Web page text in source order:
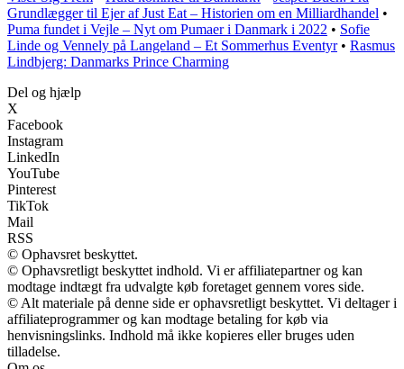
Grundlægger til Ejer af Just Eat – Historien om en Milliardhandel •
Puma fundet i Vejle – Nyt om Pumaer i Danmark i 2022 • Sofie
Linde og Vennely på Langeland – Et Sommerhus Eventyr• Rasmus
Lindbjerg: Danmarks Prince Charming
Del og hjælp
X
Facebook
Instagram
LinkedIn
YouTube
Pinterest
TikTok
Mail
RSS
© Ophavsret beskyttet.
© Ophavsretligt beskyttet indhold. Vi er affiliatepartner og kan
modtage indtægt fra udvalgte køb foretaget gennem vores side.
© Alt materiale på denne side er ophavsretligt beskyttet. Vi deltager i
affiliateprogrammer og kan modtage betaling for køb via
henvisningslinks. Indhold må ikke kopieres eller bruges uden
tilladelse.